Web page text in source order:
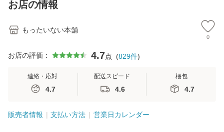
堂 [単行
お店の情報
もったいない本舗
0
お店の評価： 4.7点 (829件)
連絡・応対
4.7
配送スピード
4.6
梱包
4.7
販売者情報 支払い方法 営業日カレンダー